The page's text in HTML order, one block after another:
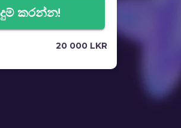
සඳහා ණය වාරික
කරන්න!
20 000 LKR